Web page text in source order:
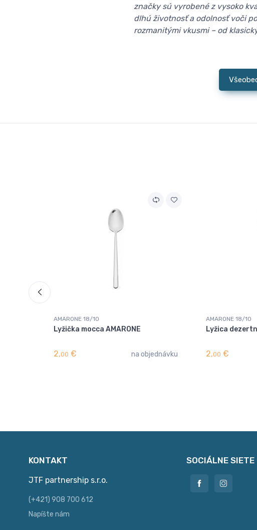
značky sú vyrobené z vysoko
dlhú životnosť a odolnosť voči
rozmanitými vkusmi – od
AMARONE 18/10
Lyžička mocca AMARONE
2,00 € na objednávku
AMARONE 18/10
Lyžica
2,00 €
KONTAKT
JTF partnership s.r.o.
(+421) 908 700 612
Napíšte nám
SOCIÁLNE SIETE